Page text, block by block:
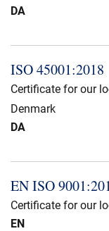
Einkauf
DA
ISO 45001:2018
Certificate for our
Denmark
DA
EN ISO
Certificate for our
EN